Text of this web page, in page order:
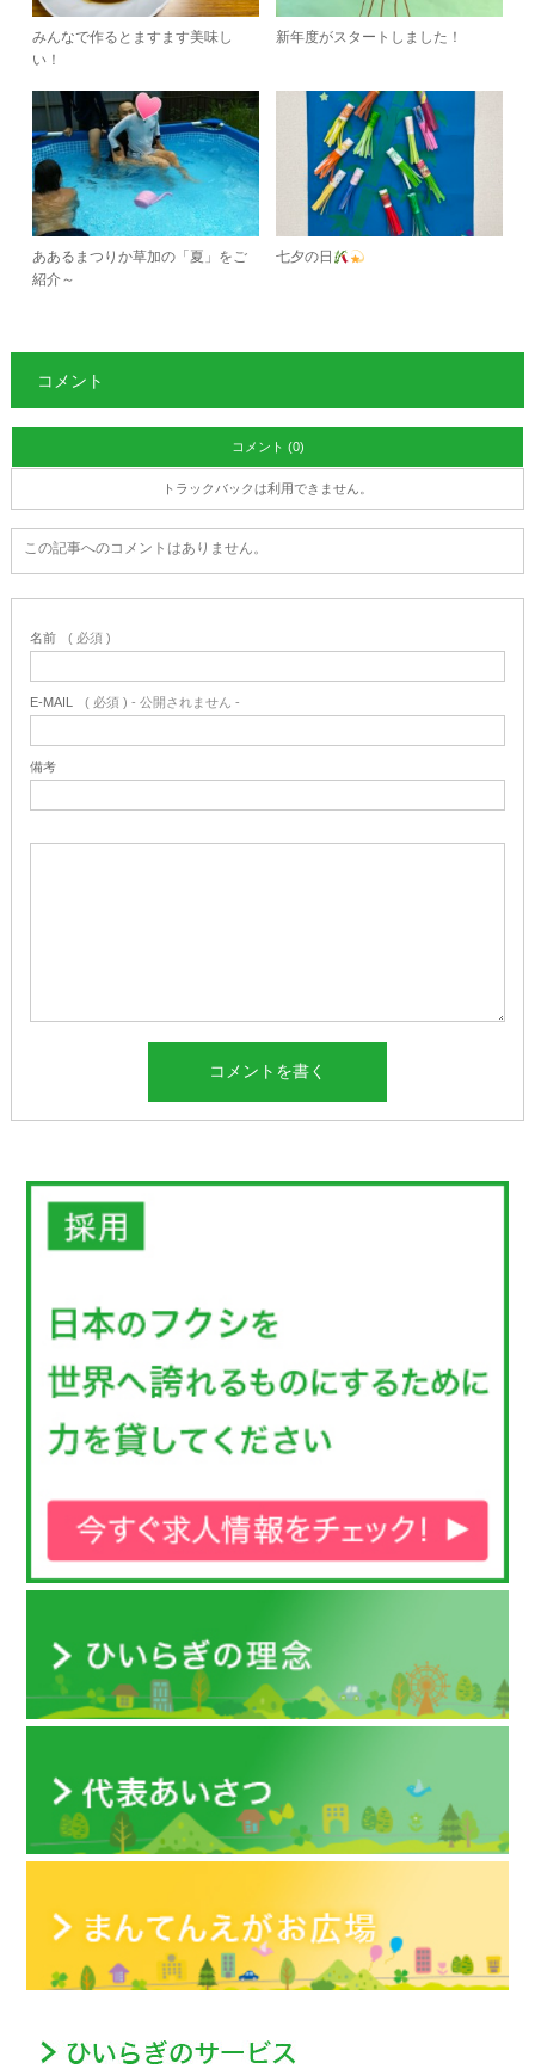
みんなで作るとますます美味し
い！
新年度がスタートしました！
ああるまつりか草加の「夏」をご
紹介～
七夕の日
コメント
コメント (0)
トラックバックは利用できません。
この記事へのコメントはありません。
名前 ( 必須 )
E-MAIL ( 必須 ) - 公開されません -
備考